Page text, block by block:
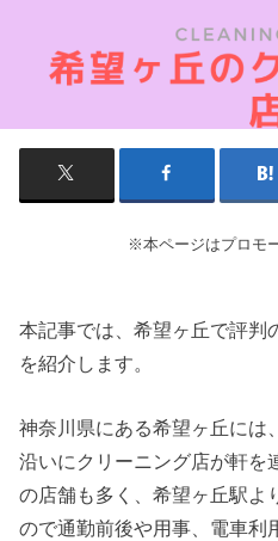
※本ページはプロモ
本記事では、希望ヶ丘で評判
を紹介します。
神奈川県にある希望ヶ丘には
沿いにクリーニング店が軒を
の店舗も多く、希望ヶ丘駅よ
ので通勤前後や用事、電車利